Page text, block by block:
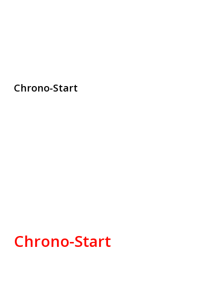
Chrono-Start
Chrono-Start